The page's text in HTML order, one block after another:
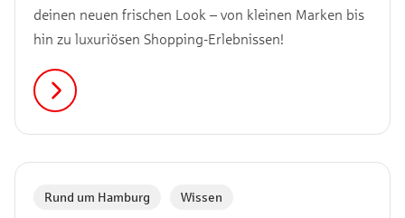
deinen neuen frischen Look – von kleinen Marken bis
hin zu luxuriösen Shopping-Erlebnissen!
Rund um Hamburg Wissen